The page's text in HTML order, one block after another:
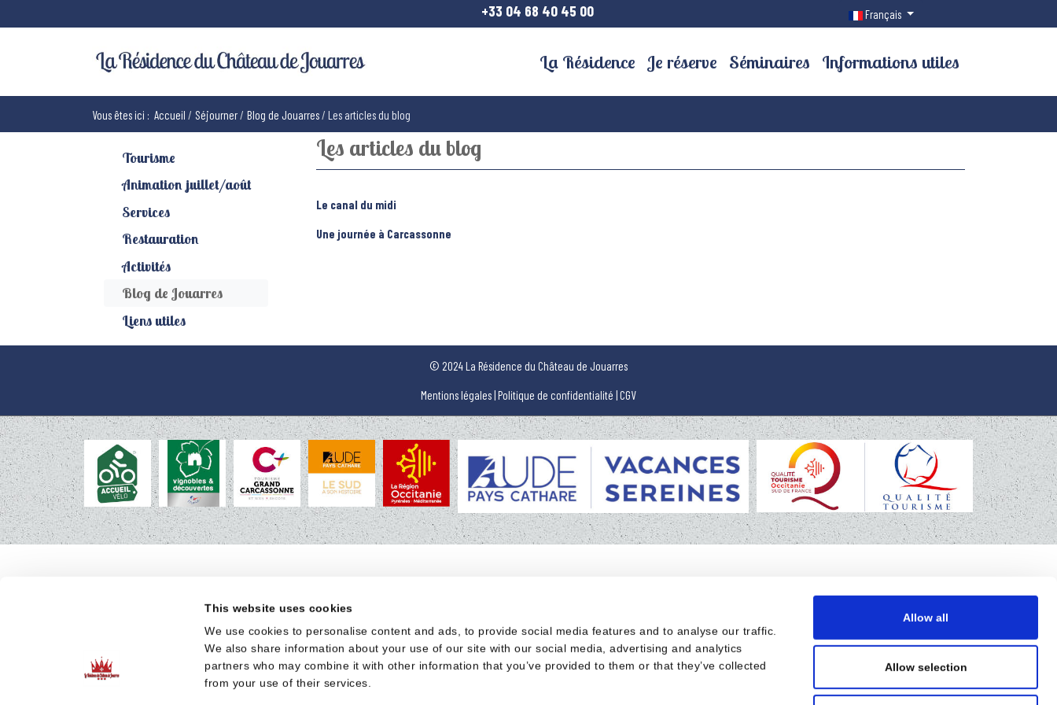
This website uses cookies
We use cookies to personalise content and ads, to provide social media features and to analyse our traffic.
We also share information about your use of our site with our social media, advertising and analytics
partners who may combine it with other information that you’ve provided to them or that they’ve collected
from your use of their services.
Allow all
Allow selection
+33 04 68 40 45 00 Sélectionnez votre langue
Français
La Résidence Je réserve Séminaires Informations utiles
Vous êtes ici : Accueil Séjourner Blog de Jouarres Les articles du blog
Les articles du blog
Le canal du midi
Une journée à Carcassonne
Tourisme
Animation juillet/août
Services
Restauration
Activités
Blog de Jouarres
Liens utiles
© 2024 La Résidence du Château de Jouarres
Mentions légales Politique de confidentialité CGV